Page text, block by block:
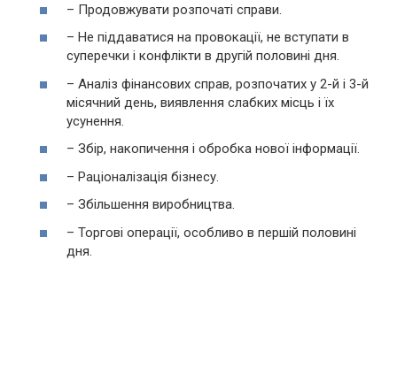
– Продовжувати розпочаті справи.
– Не піддаватися на провокації, не вступати в
суперечки і конфлікти в другій половині дня.
– Аналіз фінансових справ, розпочатих у 2-й і 3-й
місячний день, виявлення слабких місць і їх
усунення.
– Збір, накопичення і обробка нової інформації.
– Раціоналізація бізнесу.
– Збільшення виробництва.
– Торгові операції, особливо в першій половині
дня.